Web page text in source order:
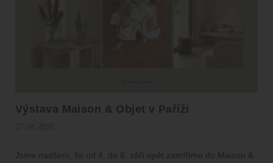
Výstava Maison & Objet v Paříži
Jsme nadšení, že od 4. do 8. září opět zamíříme do Maison &